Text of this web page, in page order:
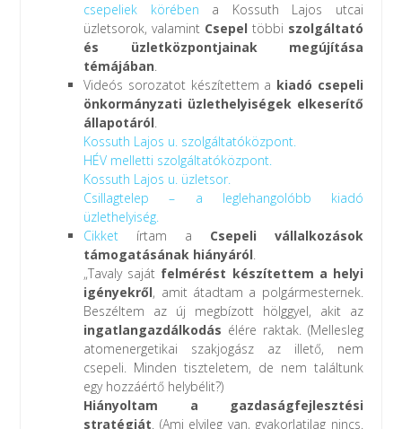
csepeliek körében a Kossuth Lajos utcai
üzletsorok, valamint Csepel többi szolgáltató
és üzletközpontjainak megújítása
témájában.
Videós sorozatot készítettem a kiadó csepeli
önkormányzati üzlethelyiségek elkeserítő
állapotáról.
Kossuth Lajos u. szolgáltatóközpont.
HÉV melletti szolgáltatóközpont.
Kossuth Lajos u. üzletsor.
Csillagtelep – a leglehangolóbb kiadó
üzlethelyiség.
Cikket írtam a Csepeli vállalkozások
támogatásának hiányáról.
„Tavaly saját felmérést készítettem a helyi
igényekről, amit átadtam a polgármesternek.
Beszéltem az új megbízott hölggyel, akit az
ingatlangazdálkodás élére raktak. (Mellesleg
atomenergetikai szakjogász az illető, nem
csepeli. Minden tiszteletem, de nem találtunk
egy hozzáértő helybélit?)
Hiányoltam a gazdaságfejlesztési
stratégiát. (Ami elvileg van, gyakorlatilag nincs.